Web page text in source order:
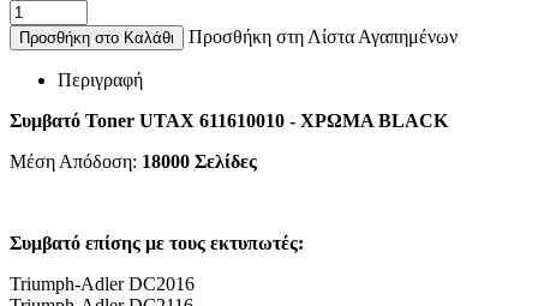
Προσθήκη στο Καλάθι Προσθήκη στη Λίστα Αγαπημένων
Περιγραφή
Συμβατό Toner UTAX 611610010 - ΧΡΩΜΑ BLACK
Μέση Απόδοση: 18000 Σελίδες
Συμβατό επίσης με τους εκτυπωτές:
Triumph-Adler DC2016